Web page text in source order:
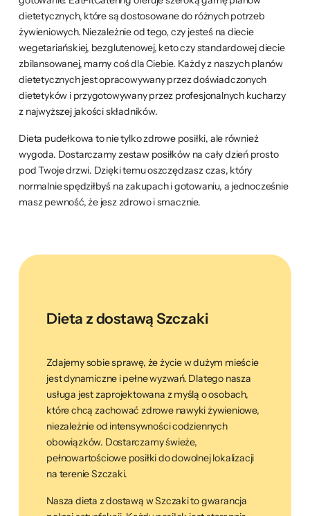
dietetycznych, które są dostosowane do różnych potrzeb
żywieniowych. Niezależnie od tego, czy jesteś na diecie
wegetariańskiej, bezglutenowej, keto czy standardowej diecie
zbilansowanej, mamy coś dla Ciebie. Każdy z naszych planów
dietetycznych jest opracowywany przez doświadczonych
dietetyków i przygotowywany przez profesjonalnych kucharzy
z najwyższej jakości składników.
Dieta pudełkowa to nie tylko zdrowe posiłki, ale również
wygoda. Dostarczamy zestaw posiłków na cały dzień prosto
pod Twoje drzwi. Dzięki temu oszczędzasz czas, który
normalnie spędziłbyś na zakupach i gotowaniu, a jednocześnie
masz pewność, że jesz zdrowo i smacznie.
Dieta z dostawą Szczaki
Zdajemy sobie sprawę, że życie w dużym mieście
jest dynamiczne i pełne wyzwań. Dlatego nasza
usługa jest zaprojektowana z myślą o osobach,
które chcą zachować zdrowe nawyki żywieniowe,
niezależnie od intensywności codziennych
obowiązków. Dostarczamy świeże,
pełnowartościowe posiłki do dowolnej lokalizacji
na terenie Szczaki.
Nasza dieta z dostawą w Szczaki to gwarancja